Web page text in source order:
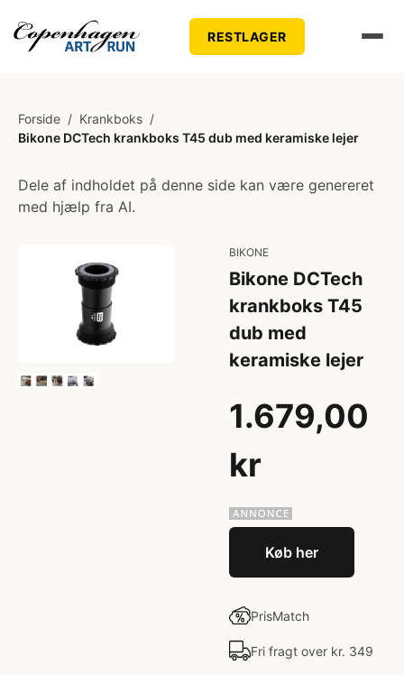
RESTLAGER
Forside / Krankboks /
Bikone DCTech krankboks T45 dub med keramiske lejer
Dele af indholdet på denne side kan være genereret
med hjælp fra AI.
BIKONE
Bikone DCTech
krankboks T45
dub med
keramiske lejer
1.679,00
kr
Køb her
PrisMatch
Fri fragt over kr. 349